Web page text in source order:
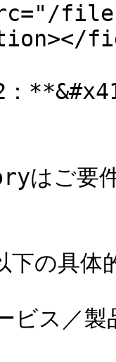
files/
はご要
下の具体
ビス／製